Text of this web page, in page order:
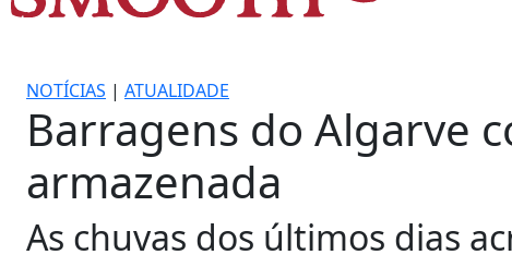
NOTÍCIAS | ATUALIDADE
Barragens do Algarve
armazenada
As chuvas dos últimos dias